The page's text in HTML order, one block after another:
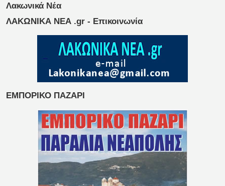
Λακωνικά Νέα
ΛΑΚΩΝΙΚΑ ΝΕΑ .gr - Επικοινωνία
ΕΜΠΟΡΙΚΟ ΠΑΖΑΡΙ